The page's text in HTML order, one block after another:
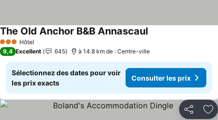
3 ÉtoilesHôtel
The Old Anchor B&B Annascaul
9,4 Excellent 645 à 14.8 km de : Centre-ville
Sélectionnez des dates pour voir
les prix exacts
Consulter les prix
Partager